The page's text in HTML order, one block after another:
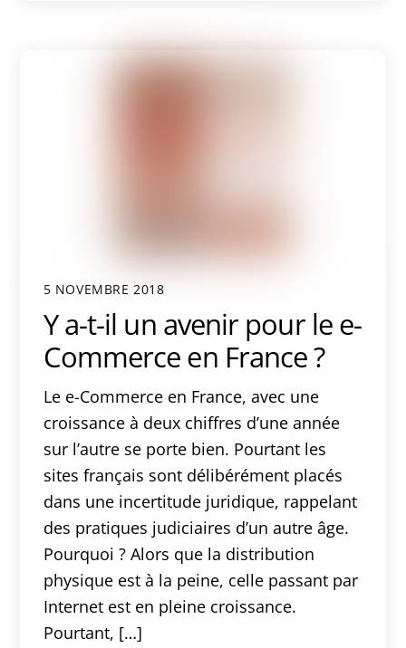
5 NOVEMBRE 2018
Y a-t-il un avenir pour le e-
Commerce en France ?
Le e-Commerce en France, avec une
croissance à deux chiffres d’une année
sur l’autre se porte bien. Pourtant les
sites français sont délibérément placés
dans une incertitude juridique, rappelant
des pratiques judiciaires d’un autre âge.
Pourquoi ? Alors que la distribution
physique est à la peine, celle passant par
Internet est en pleine croissance.
Pourtant, […]